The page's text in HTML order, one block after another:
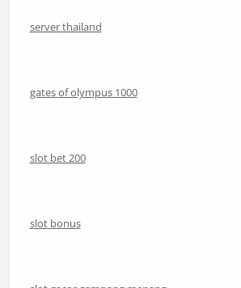
server thailand
gates of olympus 1000
slot bet 200
slot bonus